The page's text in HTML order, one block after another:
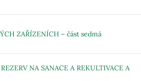
ZAŘÍZENÍCH – část sedmá
NA SANACE A REKULTIVACE A